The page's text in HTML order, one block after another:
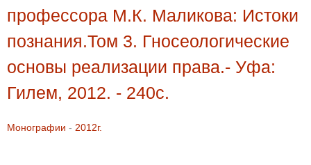
профессора М.К. Маликова: Истоки
познания.Том 3. Гносеологические
основы реализации права.- Уфа:
Гилем, 2012. - 240c.
Монографии - 2012г.